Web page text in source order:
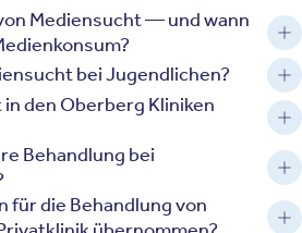
Mediensucht — und wann
bei Jugendlichen?
den Oberberg Kliniken
Behandlung bei
für die Behandlung von